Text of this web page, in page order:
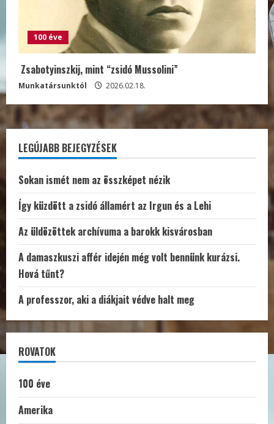
100 éve
Zsabotyinszkij, mint “zsidó Mussolini”
Munkatársunktól 2026.02.18.
LEGÚJABB BEJEGYZÉSEK
Sokan ismét nem az összképet nézik
Így küzdött a zsidó államért az Irgun és a Lehi
Az üldözöttek archívuma a barokk kisvárosban
A damaszkuszi affér idején még volt bennünk kurázsi.
Hová tűnt?
A professzor, aki a diákjait védve halt meg
ROVATOK
100 éve
Amerika